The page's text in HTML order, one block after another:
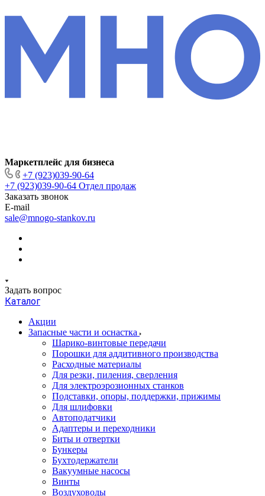
Маркетплейс для бизнеса
+7 (923)039-90-64
+7 (923)039-90-64 Отдел продаж
Заказать звонок
E-mail
sale@mnogo-stankov.ru
Задать вопрос
Каталог
Акции
Запасные части и оснастка
Шарико-винтовые передачи
Порошки для аддитивного производства
Расходные материалы
Для резки, пиления, сверления
Для электроэрозионных станков
Подставки, опоры, поддержки, прижимы
Для шлифовки
Автоподатчики
Адаптеры и переходники
Биты и отвертки
Бункеры
Бухтодержатели
Вакуумные насосы
Винты
Воздуховоды